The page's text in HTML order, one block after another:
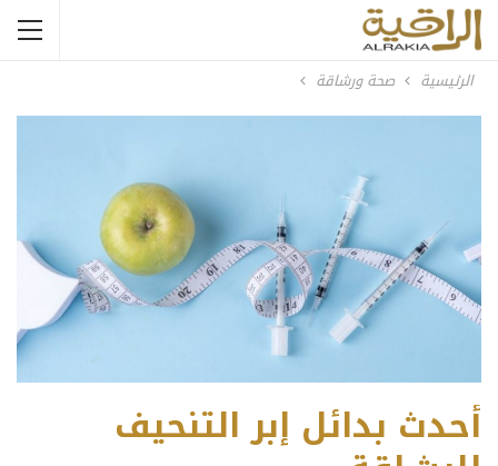
الرئيسية صحة ورشاقة
أحدث بدائل إبر التنحيف